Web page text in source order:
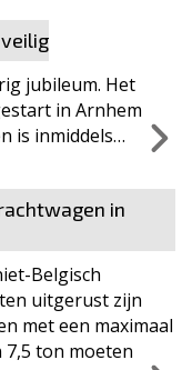
jubileum. Het
in Arnhem
is inmiddels…
in
Belgisch
uitgerust zijn
met een maximaal
7,5 ton moeten